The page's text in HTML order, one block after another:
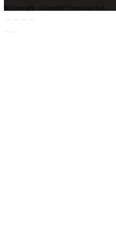
© Copyright - OceanWP Theme by Nick